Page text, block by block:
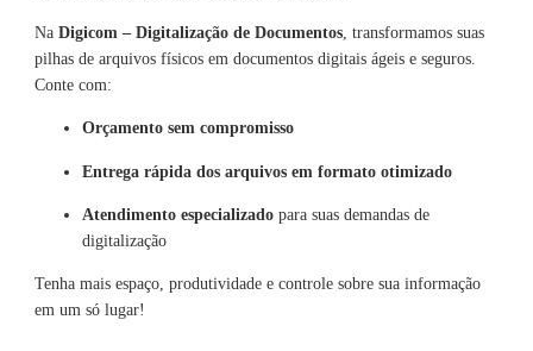
Na Digicom – Digitalização de Documentos, transformamos suas
pilhas de arquivos físicos em documentos digitais ágeis e seguros.
Conte com:
Orçamento sem compromisso
Entrega rápida dos arquivos em formato otimizado
Atendimento especializadopara suas demandas de
digitalização
Tenha mais espaço, produtividade e controle sobre sua informação
em um só lugar!